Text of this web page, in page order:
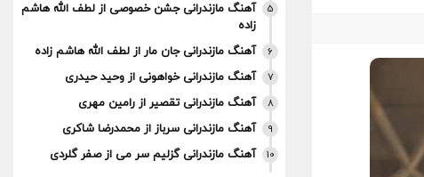
5
آهنگ مازندرانی جشن خصوصی از لطف الله هاشم
زاده
6 آهنگ مازندرانی جان مار از لطف الله هاشم زاده
7 آهنگ مازندرانی خواهونی از وحید حیدری
8 آهنگ مازندرانی تقصیر از رامین مهری
9 آهنگ مازندرانی سرباز از محمدرضا شاکری
10 آهنگ مازندرانی گزلیم سر می از صفر گلردی